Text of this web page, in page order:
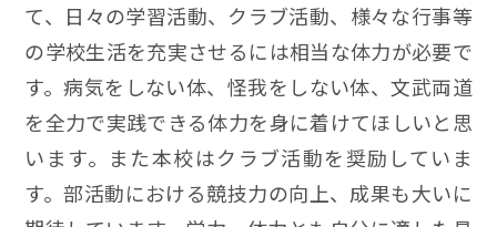
て、日々の学習活動、クラブ活動、様々な行事等
の学校生活を充実させるには相当な体力が必要で
す。病気をしない体、怪我をしない体、文武両道
を全力で実践できる体力を身に着けてほしいと思
います。また本校はクラブ活動を奨励していま
す。部活動における競技力の向上、成果も大いに